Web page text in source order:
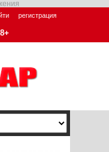
регистрация